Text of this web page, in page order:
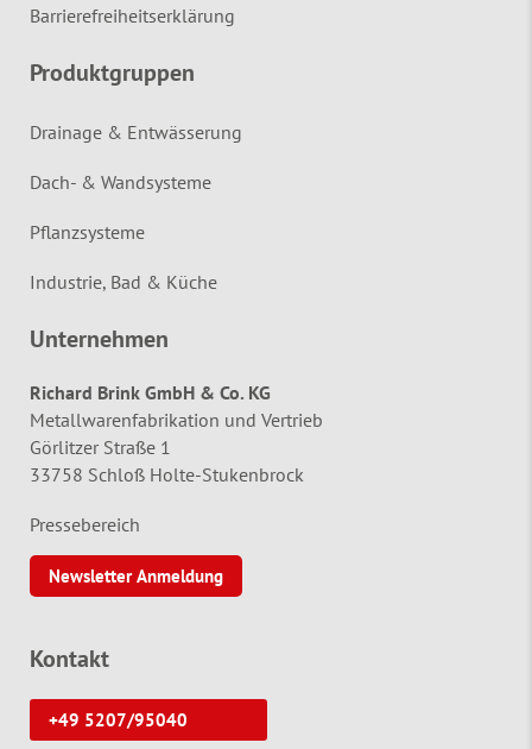
Barrierefreiheitserklärung
Produktgruppen
Drainage & Entwässerung
Dach- & Wandsysteme
Pflanzsysteme
Industrie, Bad & Küche
Unternehmen
Richard Brink GmbH & Co. KG
Metallwarenfabrikation und Vertrieb
Görlitzer Straße 1
33758 Schloß Holte-Stukenbrock
Pressebereich
Newsletter Anmeldung
Kontakt
+49 5207/95040